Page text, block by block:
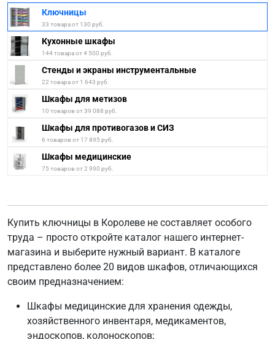
Ключницы
33 товара от 130 руб.
Кухонные шкафы
144 товара от 4 500 руб.
Стенды и экраны инструментальные
22 товара от 1 643 руб.
Шкафы для метизов
10 товаров от 39 088 руб.
Шкафы для противогазов и СИЗ
6 товаров от 17 895 руб.
Шкафы медицинские
75 товаров от 2 990 руб.
Купить ключницы в Королеве не составляет особого
труда – просто откройте каталог нашего интернет-
магазина и выберите нужный вариант. В каталоге
представлено более 20 видов шкафов, отличающихся
своим предназначением:
Шкафы медицинские для хранения одежды,
хозяйственного инвентаря, медикаментов,
эндоскопов, колоноскопов;